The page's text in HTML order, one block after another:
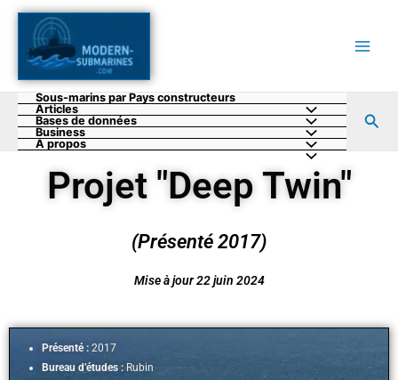
Aller
contenu
Sous-marins par Pays constructeurs
Articles
Bases de données
Business
A propos
Projet "Deep Twin"
(Présenté 2017)
Mise à jour 22 juin 2024
Présenté : 2017
Bureau d’études : Rubin